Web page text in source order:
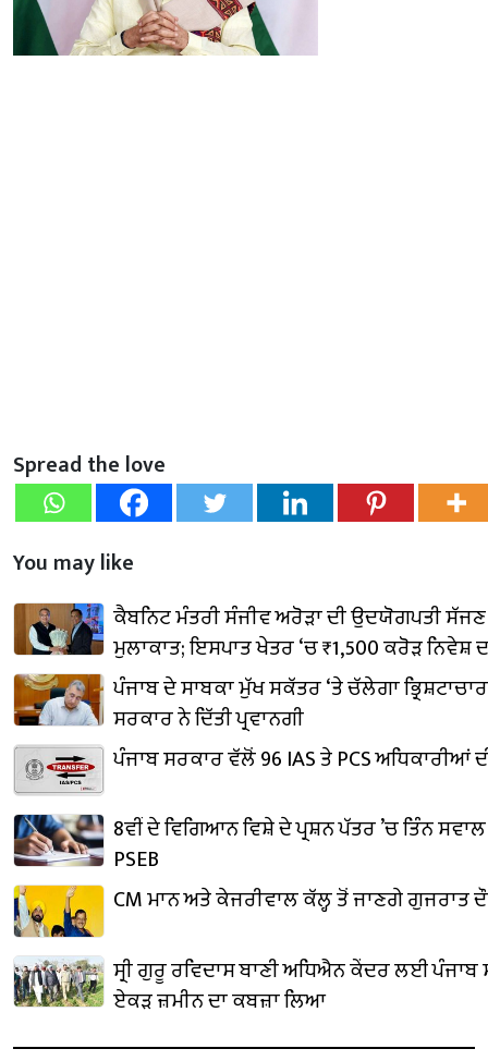
Spread the love
You may like
ਕੈਬਨਿਟ ਮੰਤਰੀ ਸੰਜੀਵ ਅਰੋੜਾ ਦੀ ਉਦਯੋਗਪਤੀ
ਮੁਲਾਕਾਤ; ਇਸਪਾਤ ਖੇਤਰ ‘ਚ ₹1,500 ਕਰੋੜ ਨਿਵੇਸ਼
ਪੰਜਾਬ ਦੇ ਸਾਬਕਾ ਮੁੱਖ ਸਕੱਤਰ ‘ਤੇ ਚੱਲੇਗਾ
ਸਰਕਾਰ ਨੇ ਦਿੱਤੀ ਪ੍ਰਵਾਨਗੀ
ਪੰਜਾਬ ਸਰਕਾਰ ਵੱਲੋਂ 96 IAS ਤੇ PCS
8ਵੀਂ ਦੇ ਵਿਗਿਆਨ ਵਿਸ਼ੇ ਦੇ ਪ੍ਰਸ਼ਨ ਪੱਤਰ ’ਚ ਤਿੰਨ
PSEB
CM ਮਾਨ ਅਤੇ ਕੇਜਰੀਵਾਲ ਕੱਲ੍ਹ ਤੋਂ ਜਾਣਗੇ ਗੁਜਰਾਤ
ਸ੍ਰੀ ਗੁਰੂ ਰਵਿਦਾਸ ਬਾਣੀ ਅਧਿਐਨ ਕੇਂਦਰ ਲਈ ਪੰਜਾਬ
ਏਕੜ ਜ਼ਮੀਨ ਦਾ ਕਬਜ਼ਾ ਲਿਆ